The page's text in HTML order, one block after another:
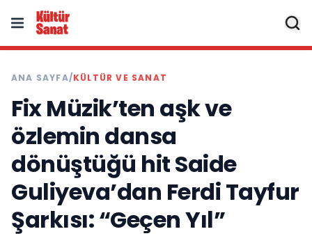
ANA SAYFA/KÜLTÜR VE SANAT
Fix Müzik’ten aşk ve
özlemin dansa
dönüştüğü hit Saide
Guliyeva’dan Ferdi Tayfur
Şarkısı: “Geçen Yıl”